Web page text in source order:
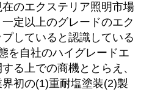
のエクステリア照明市場
定以上のグレードのエク
していると認識している
を自社のハイグレードエ
る上での商機ととらえ、
初の(1)重耐塩塗装(2)製